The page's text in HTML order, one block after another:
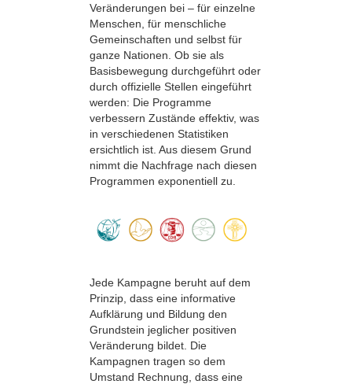
Veränderungen bei – für einzelne
Menschen, für menschliche
Gemeinschaften und selbst für
ganze Nationen. Ob sie als
Basisbewegung durchgeführt oder
durch offizielle Stellen eingeführt
werden: Die Programme
verbessern Zustände effektiv, was
in verschiedenen Statistiken
ersichtlich ist. Aus diesem Grund
nimmt die Nachfrage nach diesen
Programmen exponentiell zu.
Jede Kampagne beruht auf dem
Prinzip, dass eine informative
Aufklärung und Bildung den
Grundstein jeglicher positiven
Veränderung bildet. Die
Kampagnen tragen so dem
Umstand Rechnung, dass eine